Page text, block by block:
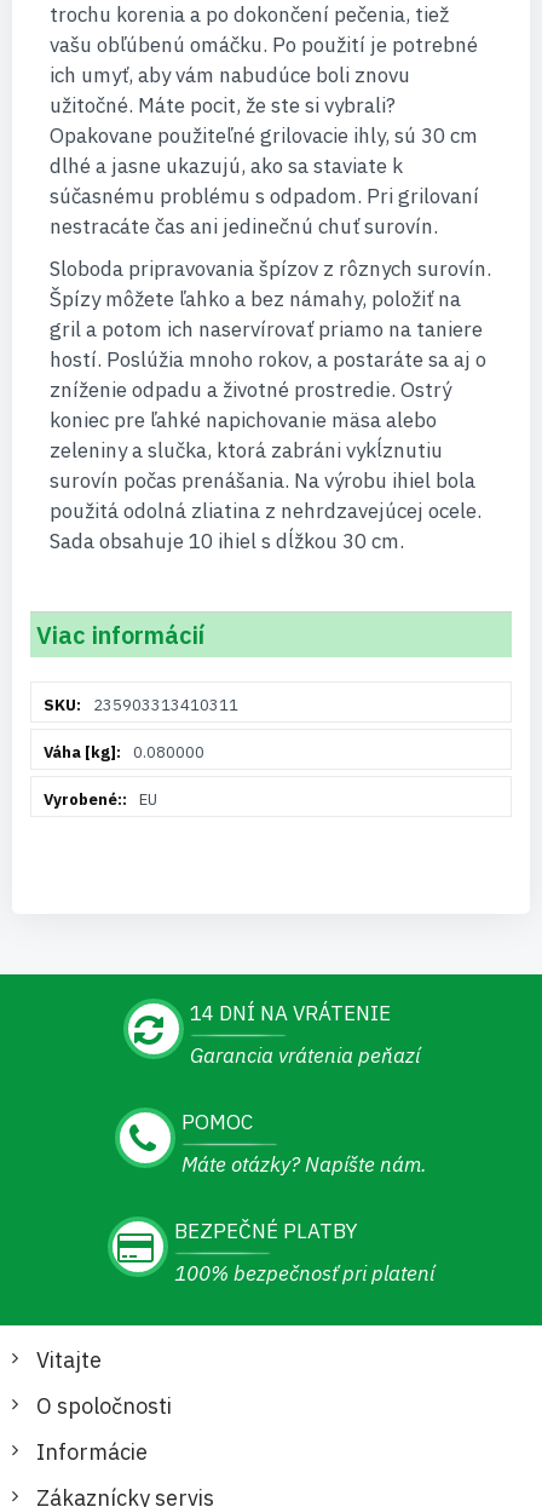
trochu korenia a po dokončení pečenia, tiež
vašu obľúbenú omáčku. Po použití je potrebné
ich umyť, aby vám nabudúce boli znovu
užitočné. Máte pocit, že ste si vybrali?
Opakovane použiteľné grilovacie ihly, sú 30 cm
dlhé a jasne ukazujú, ako sa staviate k
súčasnému problému s odpadom. Pri grilovaní
nestracáte čas ani jedinečnú chuť surovín.
Sloboda pripravovania špízov z rôznych surovín.
Špízy môžete ľahko a bez námahy, položiť na
gril a potom ich naservírovať priamo na taniere
hostí. Poslúžia mnoho rokov, a postaráte sa aj o
zníženie odpadu a životné prostredie. Ostrý
koniec pre ľahké napichovanie mäsa alebo
zeleniny a slučka, ktorá zabráni vykĺznutiu
surovín počas prenášania. Na výrobu ihiel bola
použitá odolná zliatina z nehrdzavejúcej ocele.
Sada obsahuje 10 ihiel s dĺžkou 30 cm.
Viac informácií
informácií235903313410311
0.080000
EU
14 DNÍ NA VRÁTENIE
Garancia vrátenia peňazí
POMOC
Máte otázky? Napíšte nám.
BEZPEČNÉ PLATBY
100% bezpečnosť pri platení
Vitajte
O spoločnosti
Informácie
Zákaznícky servis